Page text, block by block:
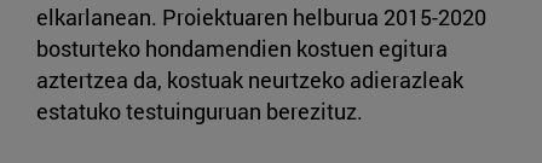
elkarlanean. Proiektuaren helburua 2015-2020
bosturteko hondamendien kostuen egitura
aztertzea da, kostuak neurtzeko adierazleak
estatuko testuinguruan berezituz.